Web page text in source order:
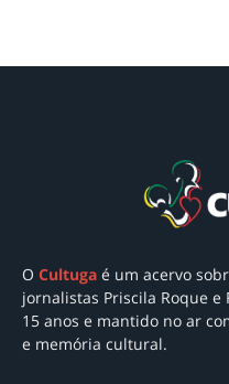
O Cultuga é um acervo
jornalistas Priscila Roque e
15 anos e mantido no ar
e memória cultural.